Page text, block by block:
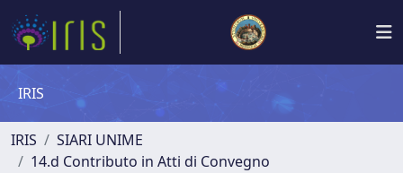
IRIS
IRIS
SIARI UNIME
14.d Contributo in Atti di Convegno